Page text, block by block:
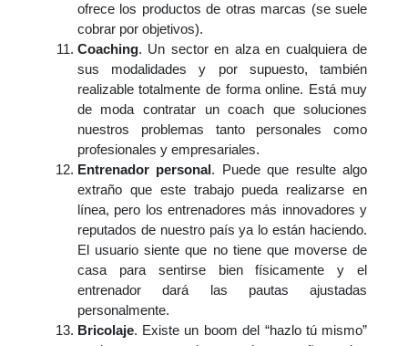
ofrece los productos de otras marcas (se suele
cobrar por objetivos).
Coaching. Un sector en alza en cualquiera de
sus modalidades y por supuesto, también
realizable totalmente de forma online. Está muy
de moda contratar un coach que soluciones
nuestros problemas tanto personales como
profesionales y empresariales.
Entrenador personal. Puede que resulte algo
extraño que este trabajo pueda realizarse en
línea, pero los entrenadores más innovadores y
reputados de nuestro país ya lo están haciendo.
El usuario siente que no tiene que moverse de
casa para sentirse bien físicamente y el
entrenador dará las pautas ajustadas
personalmente.
Bricolaje. Existe un boom del “hazlo tú mismo”